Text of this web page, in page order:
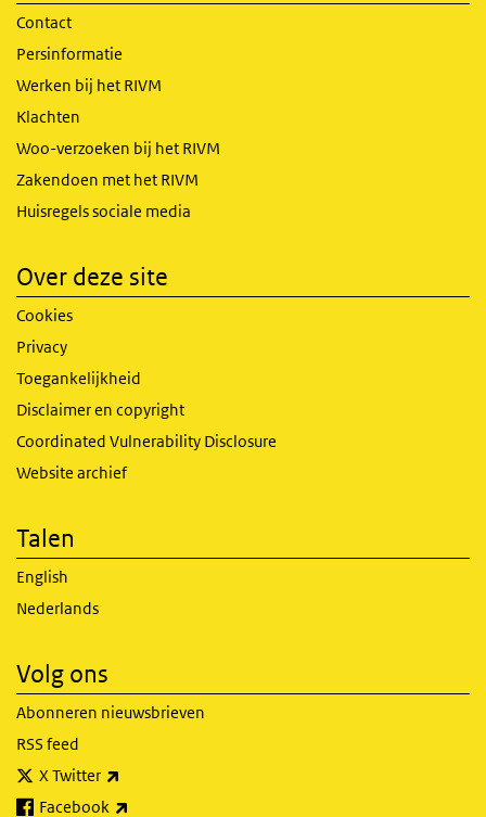
Contact
Persinformatie
Werken bij het RIVM
Klachten
Woo-verzoeken bij het RIVM
Zakendoen met het RIVM
Huisregels sociale media
Over deze site
Cookies
Privacy
Toegankelijkheid
Disclaimer en copyright
Coordinated Vulnerability Disclosure
Website archief
Talen
English
Nederlands
Volg ons
Abonneren nieuwsbrieven
RSS feed
X Twitter
Facebook